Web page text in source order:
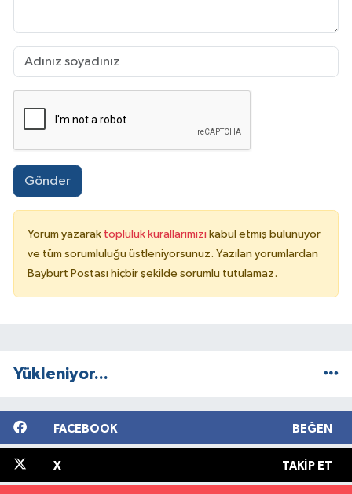
Gönder
Yorum yazarak topluluk kurallarımızı kabul etmiş bulunuyor
ve tüm sorumluluğu üstleniyorsunuz. Yazılan yorumlardan
Bayburt Postası hiçbir şekilde sorumlu tutulamaz.
Yükleniyor...
FACEBOOK BEĞEN
X TAKIP ET